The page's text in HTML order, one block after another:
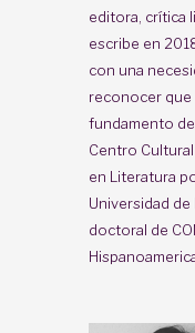
editora, crítica
escribe en
con una
reconocer que
fundamento
Centro
en Literatura
Universidad de
doctoral de